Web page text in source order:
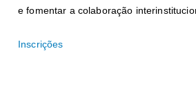
e fomentar a colaboração
Inscrições